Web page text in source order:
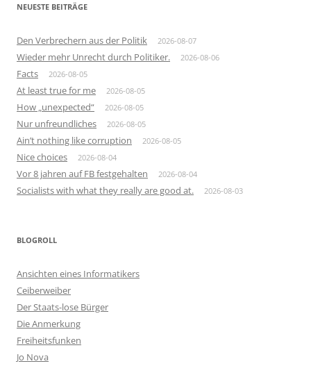
NEUESTE BEITRÄGE
Den Verbrechern aus der Politik 2026-08-07
Wieder mehr Unrecht durch Politiker. 2026-08-06
Facts 2026-08-05
At least true for me 2026-08-05
How „unexpected“ 2026-08-05
Nur unfreundliches 2026-08-05
Ain’t nothing like corruption 2026-08-05
Nice choices 2026-08-04
Vor 8 jahren auf FB festgehalten 2026-08-04
Socialists with what they really are good at. 2026-08-03
BLOGROLL
Ansichten eines Informatikers
Ceiberweiber
Der Staats-lose Bürger
Die Anmerkung
Freiheitsfunken
Jo Nova